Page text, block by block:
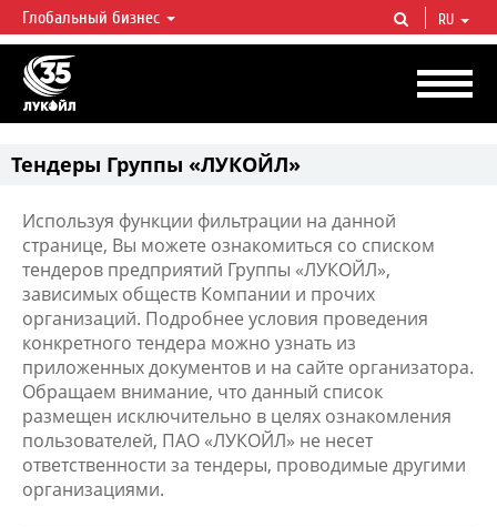
ЛУКОЙЛ СЕГОДНЯ
ЛУКОЙЛ — одна из крупнейших вертикально интегрированных
нефтегазовых компаний в мире, на долю которой приходится более 2%
мировой добычи нефти и около 1% доказанных запасов углеводородов.
Глобальный бизнес RU
Тендеры Группы «ЛУКОЙЛ»
Используя функции фильтрации на данной
странице, Вы можете ознакомиться со списком
тендеров предприятий Группы «ЛУКОЙЛ»,
зависимых обществ Компании и прочих
организаций. Подробнее условия проведения
конкретного тендера можно узнать из
приложенных документов и на сайте организатора.
Обращаем внимание, что данный список
размещен исключительно в целях ознакомления
пользователей, ПАО «ЛУКОЙЛ» не несет
ответственности за тендеры, проводимые другими
организациями.